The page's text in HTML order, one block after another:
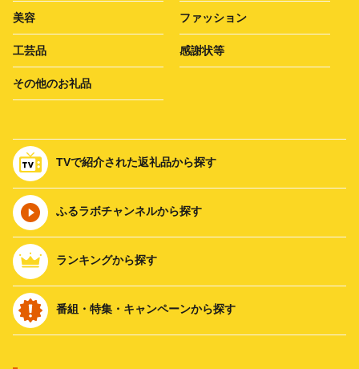
美容 ファッション
工芸品 感謝状等
その他のお礼品
TVで紹介された返礼品から探す
ふるラボチャンネルから探す
ランキングから探す
番組・特集・キャンペーンから探す